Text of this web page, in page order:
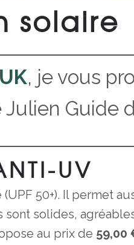
solaire
, je vous
Guide
UV
50+). Il permet
solides,
au prix de 59,00